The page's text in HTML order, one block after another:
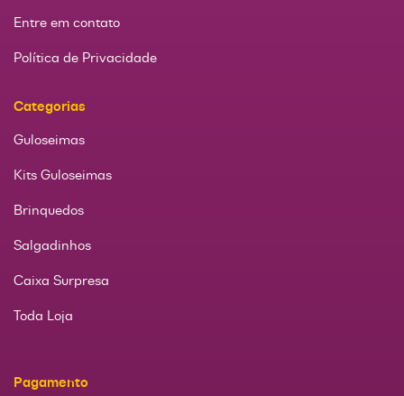
Entre em contato
Política de Privacidade
Categorias
Guloseimas
Kits Guloseimas
Brinquedos
Salgadinhos
Caixa Surpresa
Toda Loja
Pagamento